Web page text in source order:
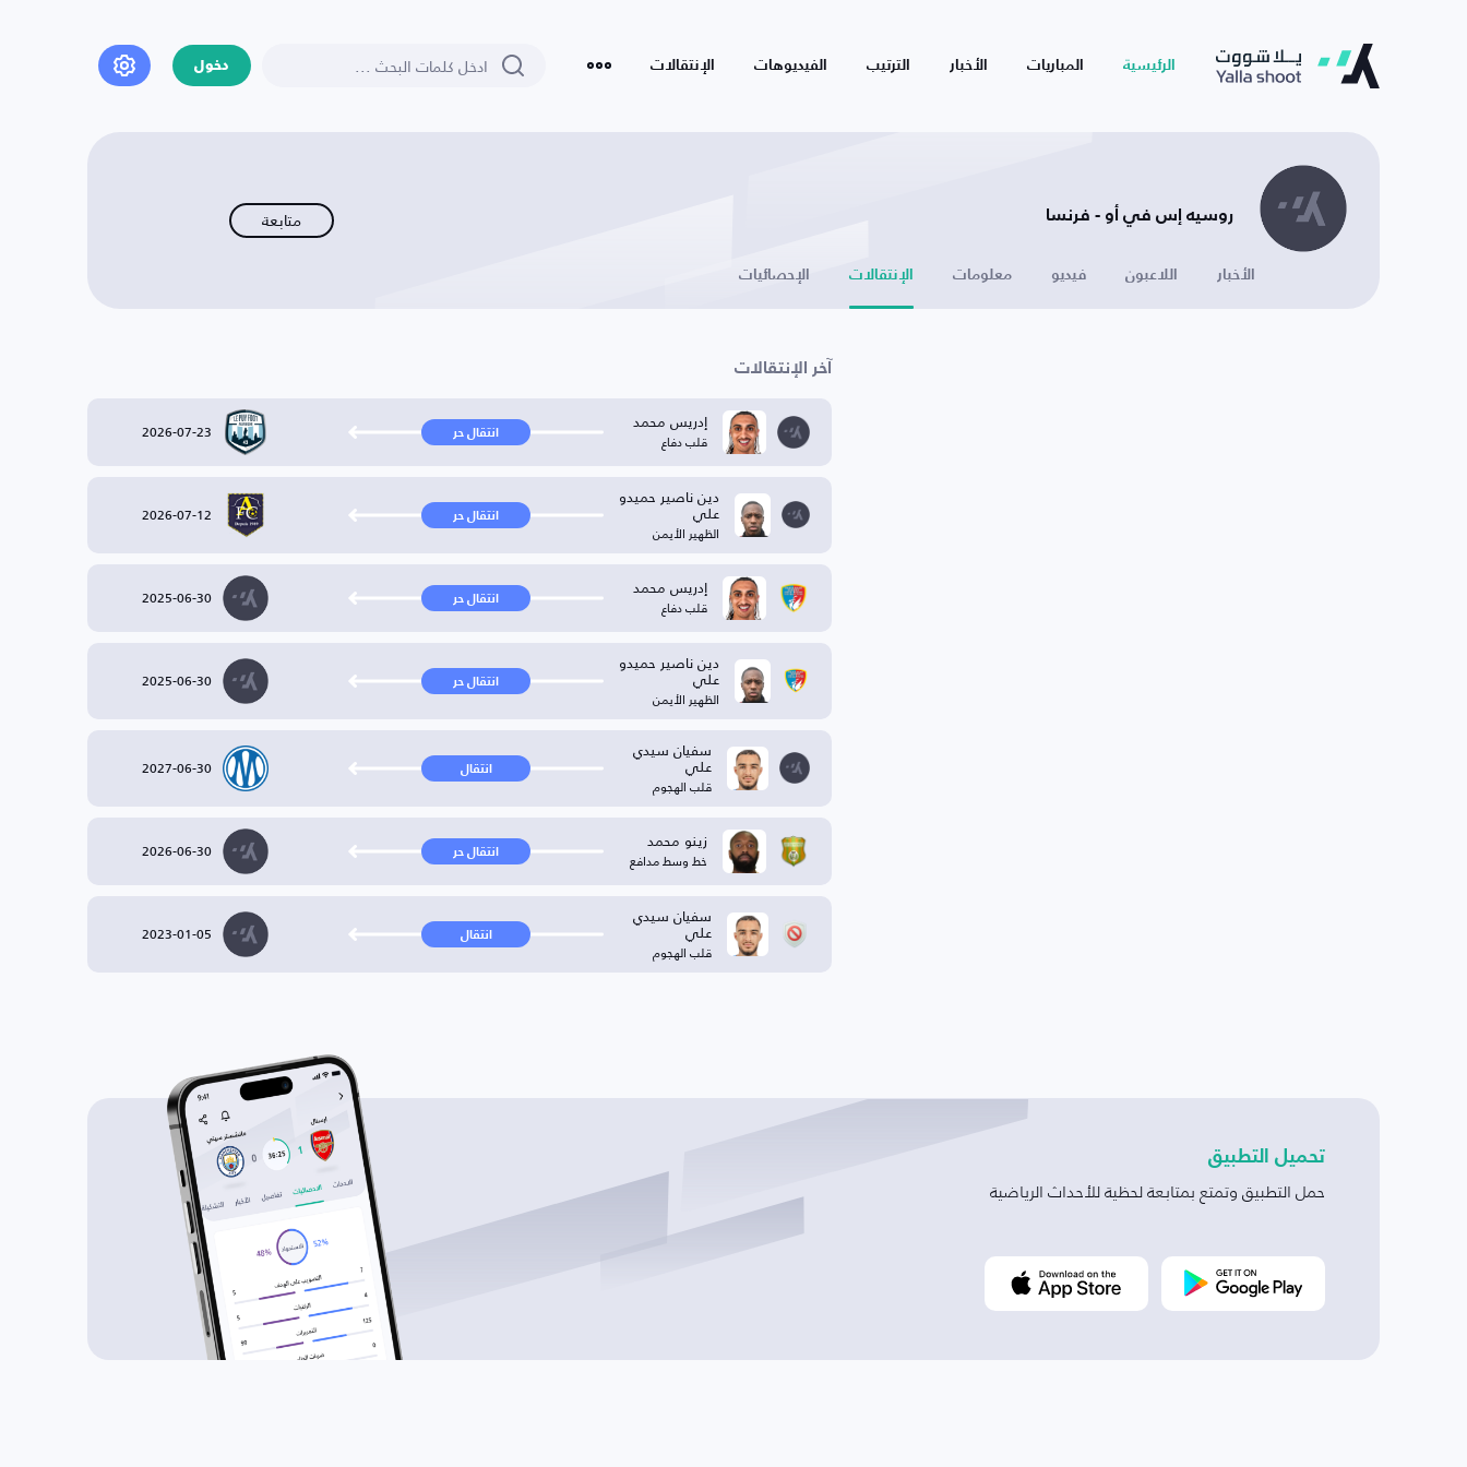
الرئيسية المباريات الأخبار الترتيب الفيديوهات الإنتقالات دخول
روسيه إس في أو - فرنسا متابعة
الأخبار اللاعبون فيديو معلومات الإنتقالات الإحصائيات
آخر الإنتقالات
إدريس محمد
قلب دفاع انتقال حر 2026-07-23
دين ناصير حميدو
علي
الظهير الأيمن
انتقال حر 2026-07-12
إدريس محمد
قلب دفاع انتقال حر 2025-06-30
دين ناصير حميدو
علي
الظهير الأيمن
انتقال حر 2025-06-30
سفيان سيدي
علي
قلب الهجوم
انتقال 2027-06-30
زينو محمد
خط وسط مدافع انتقال حر 2026-06-30
سفيان سيدي
علي
قلب الهجوم
انتقال 2023-01-05
تحميل التطبيق
حمل التطبيق وتمتع بمتابعة لحظية للأحداث الرياضية